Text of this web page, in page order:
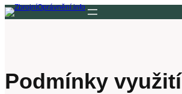
Přeskočit
Podmínky využití